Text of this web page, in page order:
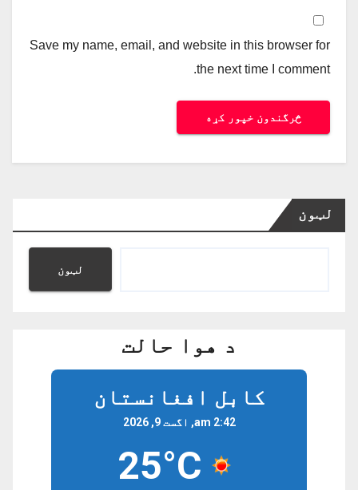
Save my name, email, and website in this browser for
the next time I comment.
لټون
لټون
د هوا حالت
کابل افغانستان
2:42 am, اگست 9, 2026
25°C